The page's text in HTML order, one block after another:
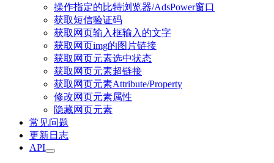
操作指定的比特浏览器/AdsPower窗口
获取短信验证码
获取网页输入框输入的文字
获取网页img的图片链接
获取网页元素选中状态
获取网页元素超链接
获取网页元素Attribute/Property
修改网页元素属性
隐藏网页元素
常见问题
更新日志
API